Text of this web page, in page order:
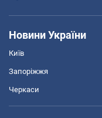
Новини України
Київ
Запоріжжя
Черкаси